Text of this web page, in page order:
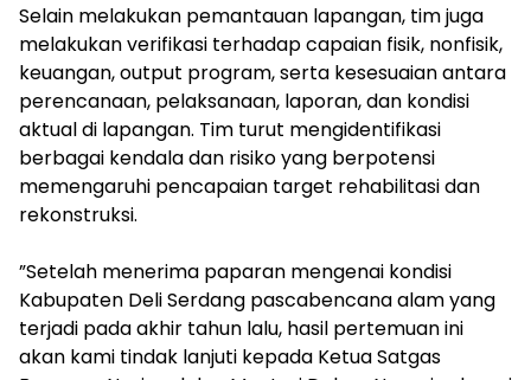
‎Selain melakukan pemantauan lapangan, tim juga
melakukan verifikasi terhadap capaian fisik, nonfisik,
keuangan, output program, serta kesesuaian antara
perencanaan, pelaksanaan, laporan, dan kondisi
aktual di lapangan. Tim turut mengidentifikasi
berbagai kendala dan risiko yang berpotensi
memengaruhi pencapaian target rehabilitasi dan
rekonstruksi.
‎”Setelah menerima paparan mengenai kondisi
Kabupaten Deli Serdang pascabencana alam yang
terjadi pada akhir tahun lalu, hasil pertemuan ini
akan kami tindak lanjuti kepada Ketua Satgas